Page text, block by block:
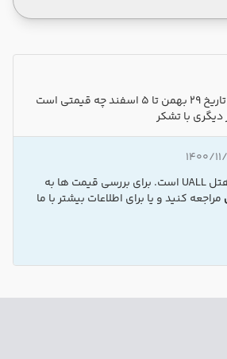
سلام هتل مورد نظر در تاریخ 29 بهمن تا 5 اسفند چه قیمتی است
1400/
سلام خدمت شما. این هتل UALL است. برای بررسی قیمت ها به
مراجعه کنید و یا برای اطلاعات بیشتر با ما